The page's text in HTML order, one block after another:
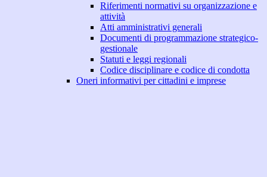
Riferimenti normativi su organizzazione e
attività
Atti amministrativi generali
Documenti di programmazione strategico-
gestionale
Statuti e leggi regionali
Codice disciplinare e codice di condotta
Oneri informativi per cittadini e imprese